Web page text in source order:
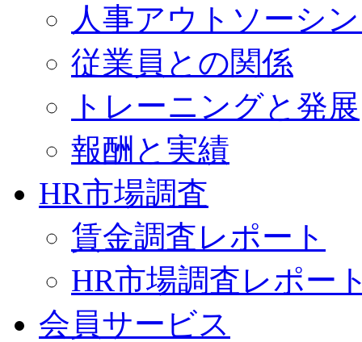
人事アウトソーシ
従業員との関係
トレーニングと発展
報酬と実績
HR市場調査
賃金調査レポート
HR市場調査レポー
会員サービス